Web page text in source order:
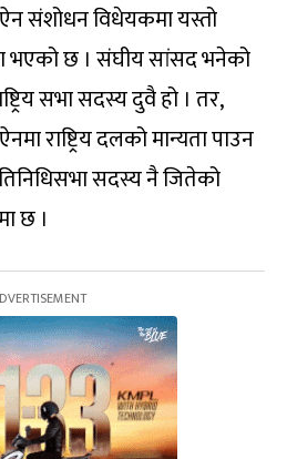
संशोधन विधेयकमा यस्तो
भएको छ । संघीय सांसद भनेको
सभा सदस्य दुवै हो । तर,
राष्ट्रिय दलको मान्यता पाउन
सदस्य नै जितेको
छ ।